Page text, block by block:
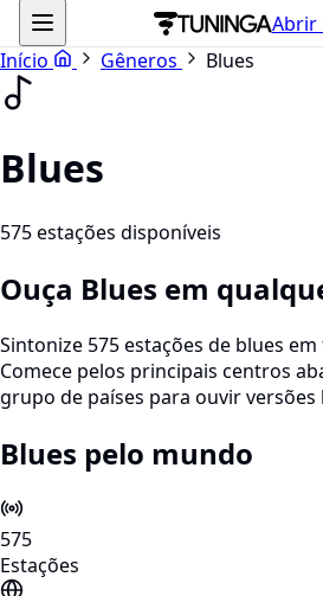
Abrir
Início Gêneros Blues
Blues
575 estações disponíveis
Ouça Blues em
Sintonize 575 estações de blues
Comece pelos principais centros
grupo de países para ouvir versões
Blues pelo mundo
575
Estações